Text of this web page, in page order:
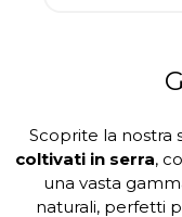
Scoprite la nostra
coltivati in serra,
una vasta
naturali, perfetti